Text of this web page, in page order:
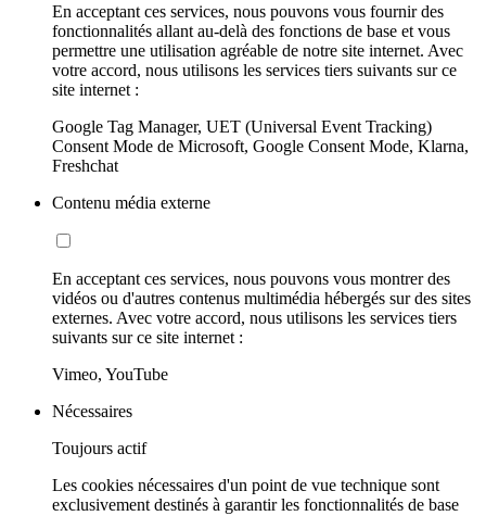
En acceptant ces services, nous pouvons vous fournir des
fonctionnalités allant au-delà des fonctions de base et vous
permettre une utilisation agréable de notre site internet. Avec
votre accord, nous utilisons les services tiers suivants sur ce
site internet :
Google Tag Manager, UET (Universal Event Tracking)
Consent Mode de Microsoft, Google Consent Mode, Klarna,
Freshchat
Contenu média externe
En acceptant ces services, nous pouvons vous montrer des
vidéos ou d'autres contenus multimédia hébergés sur des sites
externes. Avec votre accord, nous utilisons les services tiers
suivants sur ce site internet :
Vimeo, YouTube
Nécessaires
Toujours actif
Les cookies nécessaires d'un point de vue technique sont
exclusivement destinés à garantir les fonctionnalités de base